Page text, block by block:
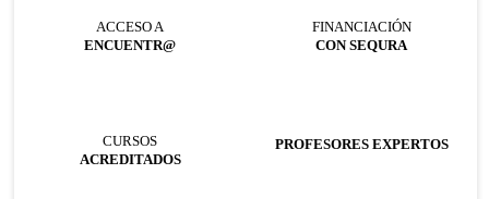
ACCESO A
ENCUENTR@
FINANCIACIÓN
CON SEQURA
CURSOS
ACREDITADOS
PROFESORES EXPERTOS